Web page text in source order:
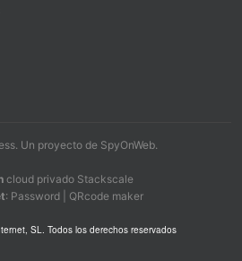
. Un proyecto de SpyOnWeb.
cloud privado Stackscale
: Password QRcode maker
SL. Todos los derechos reservados